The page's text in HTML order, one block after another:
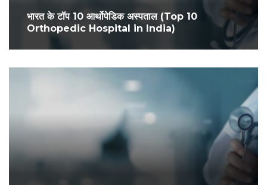
भारत के टॉप 10 आर्थोपेडिक अस्पताल (Top 10
Orthopedic Hospital in India)